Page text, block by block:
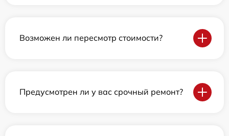
Возможен ли пересмотр стоимости?
Предусмотрен ли у вас срочный ремонт?